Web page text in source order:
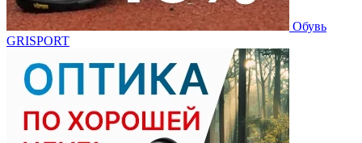
Обувь
GRISPORT